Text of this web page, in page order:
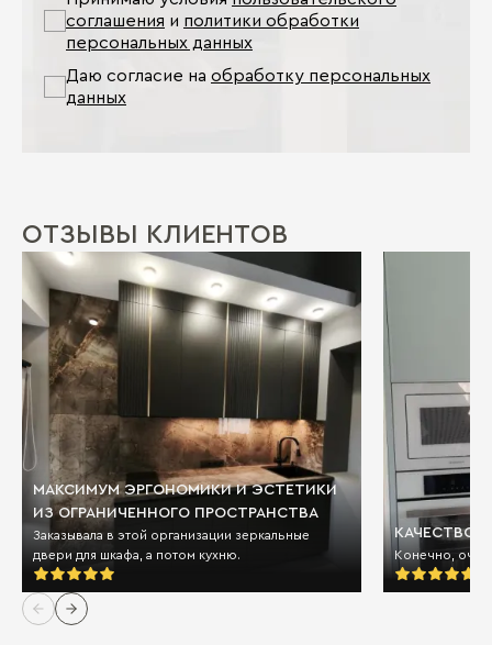
соглашения и политики обработки
персональных данных
Даю согласие на обработку персональных
данных
ОТЗЫВЫ КЛИЕНТОВ
МАКСИМУМ ЭРГОНОМИКИ И ЭСТЕТИКИ
ИЗ ОГРАНИЧЕННОГО ПРОСТРАНСТВА
Заказывала в этой организации зеркальные
двери для шкафа, а потом кухню.
КАЧЕСТВО
Конечно,